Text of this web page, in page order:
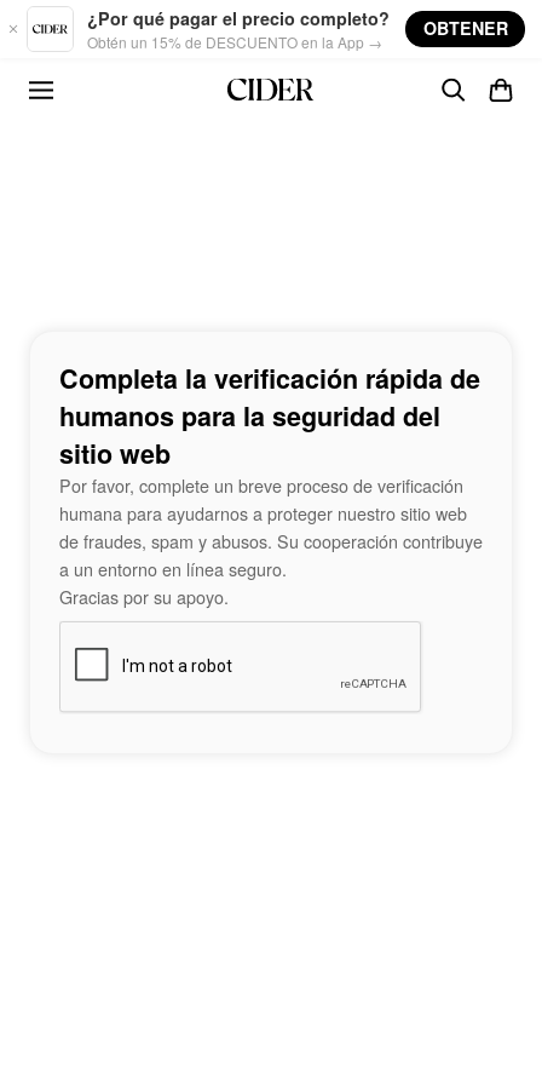
Skip to main content
¿Por qué pagar el precio completo?
Obtén un 15% de DESCUENTO en la App →
OBTENER
Completa la verificación rápida de
humanos para la seguridad del
sitio web
Por favor, complete un breve proceso de verificación
humana para ayudarnos a proteger nuestro sitio web
de fraudes, spam y abusos. Su cooperación contribuye
a un entorno en línea seguro.
Gracias por su apoyo.